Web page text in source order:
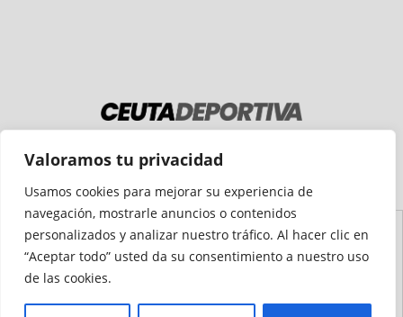
Valoramos tu privacidad
Usamos cookies para mejorar su experiencia de
navegación, mostrarle anuncios o contenidos
personalizados y analizar nuestro tráfico. Al hacer clic en
“Aceptar todo” usted da su consentimiento a nuestro uso
de las cookies.
Aviso
Legal
Declaración de
Accesibilidad
Mapa del
Sitio
Política de
Cookies
Política de
Privacidad